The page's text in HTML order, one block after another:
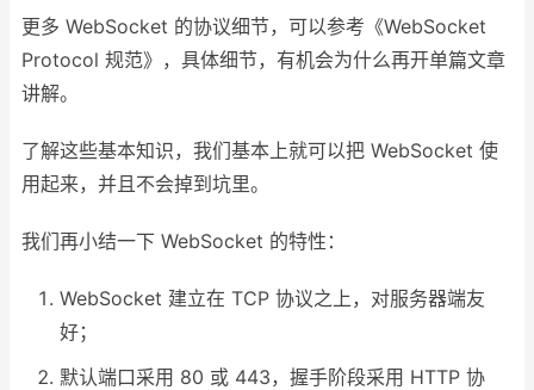
更多 WebSocket 的协议细节，可以参考《WebSocket
Protocol 规范》，具体细节，有机会为什么再开单篇文章
讲解。
了解这些基本知识，我们基本上就可以把 WebSocket 使
用起来，并且不会掉到坑里。
我们再小结一下 WebSocket 的特性：
WebSocket 建立在 TCP 协议之上，对服务器端友
好；
默认端口采用 80 或 443，握手阶段采用 HTTP 协